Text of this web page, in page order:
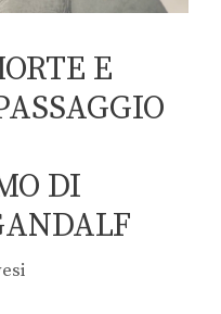
E
DI